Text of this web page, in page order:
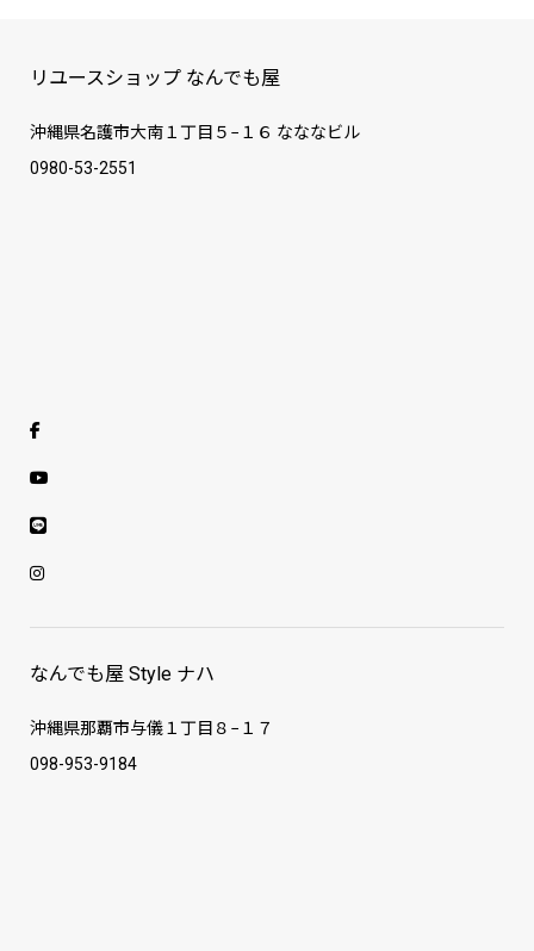
リユースショップ なんでも屋
沖縄県名護市大南１丁目５−１６ なななビル
0980-53-2551
なんでも屋 Style ナハ
沖縄県那覇市与儀１丁目８−１７
098-953-9184